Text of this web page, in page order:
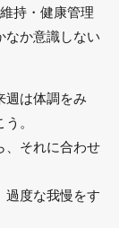
持・健康管理
なか意識しない
週は体調をみ
。
、それに合わせ
過度な我慢をす